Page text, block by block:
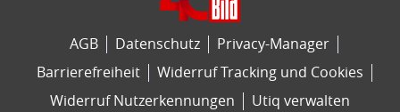
AGB Datenschutz
Privacy-Manager
Barrierefreiheit
Widerruf Tracking und Cookies
Widerruf Nutzerkennungen
Utiq verwalten